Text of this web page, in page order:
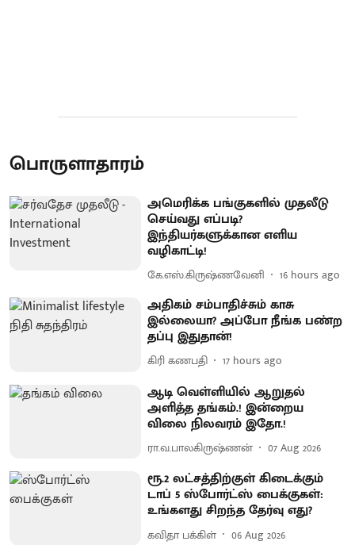
பொருளாதாரம்
அமெரிக்க பங்குகளில் முதலீடு
செய்வது எப்படி?
இந்தியர்களுக்கான எளிய
வழிகாட்டி!
கே.எஸ்.கிருஷ்ணவேனி 16 hours ago
அதிகம் சம்பாதிச்சும் காசு
இல்லையா? அப்போ நீங்க பண்ற
தப்பு இதுதான்!
கிரி கணபதி 17 hours ago
ஆடி வெள்ளியில் ஆறுதல்
அளித்த தங்கம்.! இன்றைய
விலை நிலவரம் இதோ.!
ரா.வ.பாலகிருஷ்ணன் 07 Aug 2026
ரூ.2 லட்சத்திற்குள் கிடைக்கும்
டாப் 5 ஸ்போர்ட்ஸ் பைக்குகள்:
உங்களது சிறந்த தேர்வு எது?
கவிதா பக்கிள் 06 Aug 2026